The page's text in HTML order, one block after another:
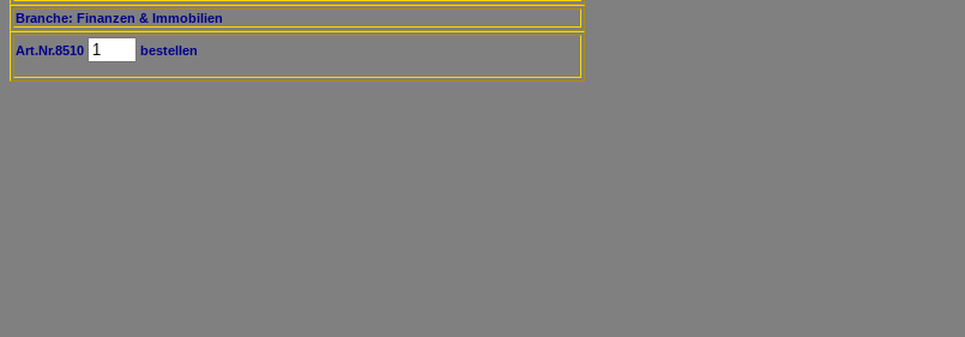
Branche: Finanzen & Immobilien
Art.Nr.8510 bestellen